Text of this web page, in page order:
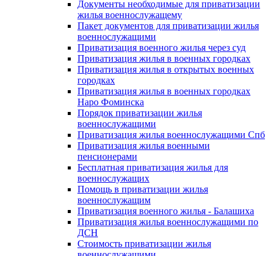
Документы необходимые для приватизации
жилья военнослужащему
Пакет документов для приватизации жилья
военнослужащими
Приватизация военного жилья через суд
Приватизация жилья в военных городках
Приватизация жилья в открытых военных
городках
Приватизация жилья в военных городках
Наро Фоминска
Порядок приватизации жилья
военнослужащими
Приватизация жилья военнослужащими Спб
Приватизация жилья военными
пенсионерами
Бесплатная приватизация жилья для
военнослужащих
Помощь в приватизации жилья
военнослужащим
Приватизация военного жилья - Балашиха
Приватизация жилья военнослужащими по
ДСН
Стоимость приватизации жилья